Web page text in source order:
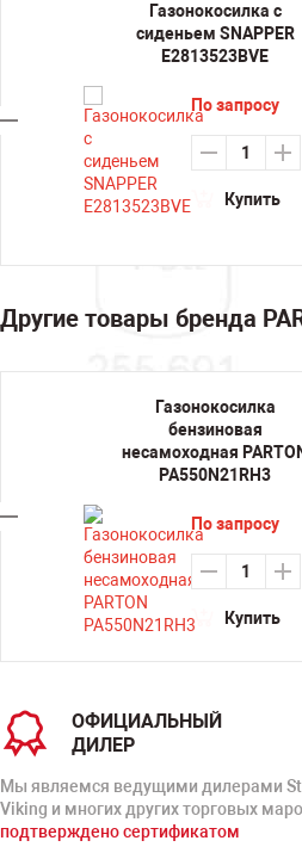
Газонокосилка с
сиденьем SNAPPER
E2813523BVE
По запросу
Купить
Другие товары бренда
Газонокосилка
бензиновая
несамоходная
PA550N21RH3
По запросу
Купить
ОФИЦИАЛЬНЫЙ
ДИЛЕР
Мы являемся ведущими дилерами
Viking и многих других торговых
подтверждено сертификатом